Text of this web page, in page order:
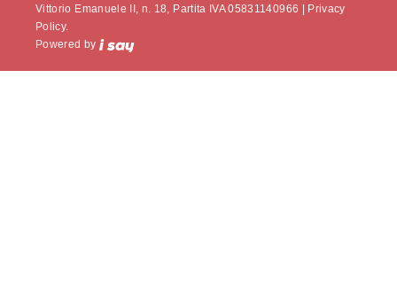
Vittorio Emanuele II, n. 18, Partita IVA 05831140966 |
Privacy
Policy.
Powered by